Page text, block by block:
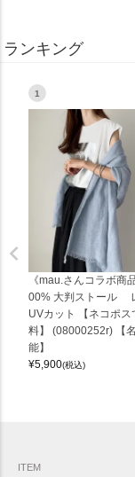
ランキング
1
《mau.さんコラボ商
00% 大判ストール
UVカット 【ネコポス
料】 (08000252r) 【
能】
¥5,900(税込)
ITEM